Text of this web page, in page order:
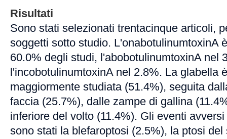
Risultati
Sono stati selezionati trentacinque articoli,
soggetti sotto studio. L'onabotulinumtoxinA
60.0% degli studi, l'abobotulinumtoxinA nel
l'incobotulinumtoxinA nel 2.8%. La glabella
maggiormente studiata (51.4%), seguita
faccia (25.7%), dalle zampe di gallina
inferiore del volto (11.4%). Gli eventi
sono stati la blefaroptosi (2.5%), la ptosi